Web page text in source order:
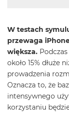
r
o
S
r
e
r
n
y
W testach
przewaga
większa.
około 15% dłuże
prowadzenia
Oznacza to, że
intensywnego
korzystaniu